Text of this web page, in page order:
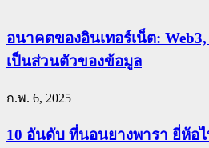
อนาคตของอินเทอร์เน็ต:
เป็นส่วนตัวของข้อมูล
ก.พ. 6, 2025
10 อันดับ ที่นอนยางพารา ยี่ห้